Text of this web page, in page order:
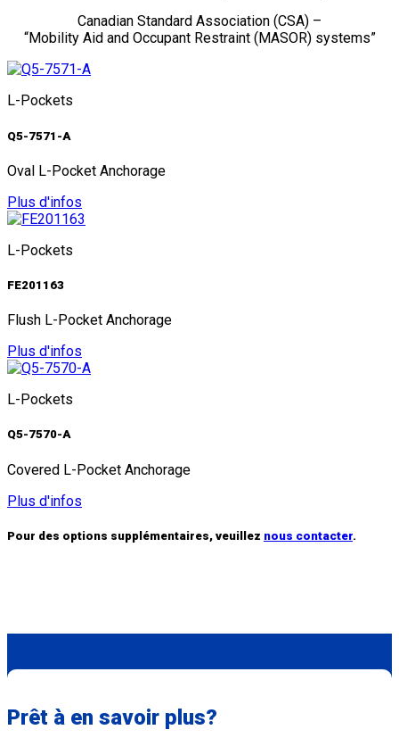
Canadian Standard Association (CSA) –
“Mobility Aid and Occupant Restraint (MASOR) systems”
L-Pockets
Q5-7571-A
Oval L-Pocket Anchorage
Plus d'infos
L-Pockets
FE201163
Flush L-Pocket Anchorage
Plus d'infos
L-Pockets
Q5-7570-A
Covered L-Pocket Anchorage
Plus d'infos
Pour des options supplémentaires, veuillez nous contacter.
Prêt à en savoir plus?